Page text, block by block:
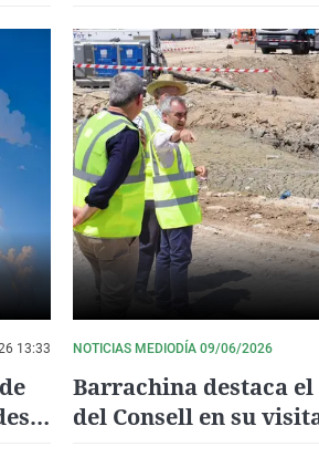
13:33 NOTICIAS MEDIODÍA 09/06/2026
Barrachina destaca
del Consell en su